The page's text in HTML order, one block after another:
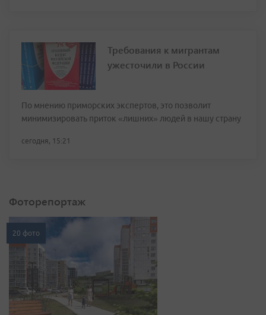
Требования к мигрантам
ужесточили в России
По мнению приморских экспертов, это позволит
минимизировать приток «лишних» людей в нашу страну
сегодня, 15:21
Фоторепортаж
20 фото